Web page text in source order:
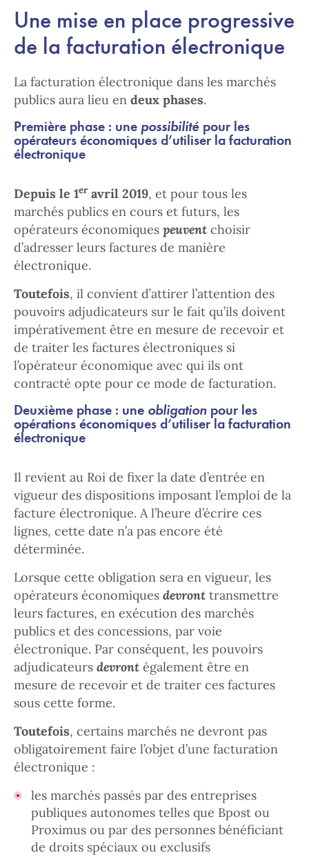
Une mise en place progressive
de la facturation électronique
La facturation électronique dans les marchés
publics aura lieu en deux phases.
Première phase : une possibilité pour les
opérateurs économiques d’utiliser la facturation
électronique
Depuis le 1eravril 2019, et pour tous les
marchés publics en cours et futurs, les
opérateurs économiques peuvent choisir
d’adresser leurs factures de manière
électronique.
Toutefois, il convient d’attirer l’attention des
pouvoirs adjudicateurs sur le fait qu’ils doivent
impérativement être en mesure de recevoir et
de traiter les factures électroniques si
l’opérateur économique avec qui ils ont
contracté opte pour ce mode de facturation.
Deuxième phase : une obligation pour les
opérations économiques d’utiliser la facturation
électronique
Il revient au Roi de fixer la date d’entrée en
vigueur des dispositions imposant l’emploi de la
facture électronique. A l’heure d’écrire ces
lignes, cette date n’a pas encore été
déterminée.
Lorsque cette obligation sera en vigueur, les
opérateurs économiques devront transmettre
leurs factures, en exécution des marchés
publics et des concessions, par voie
électronique. Par conséquent, les pouvoirs
adjudicateurs devront également être en
mesure de recevoir et de traiter ces factures
sous cette forme.
Toutefois, certains marchés ne devront pas
obligatoirement faire l’objet d’une facturation
électronique :
les marchés passés par des entreprises
publiques autonomes telles que Bpost ou
Proximus ou par des personnes bénéficiant
de droits spéciaux ou exclusifs